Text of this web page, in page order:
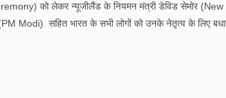
को लेकर न्यूजीलैंड के नियमन मंत्री डेविड सेमोर
Modi) सहित भारत के सभी लोगों को उनके नेतृत्व के लिए